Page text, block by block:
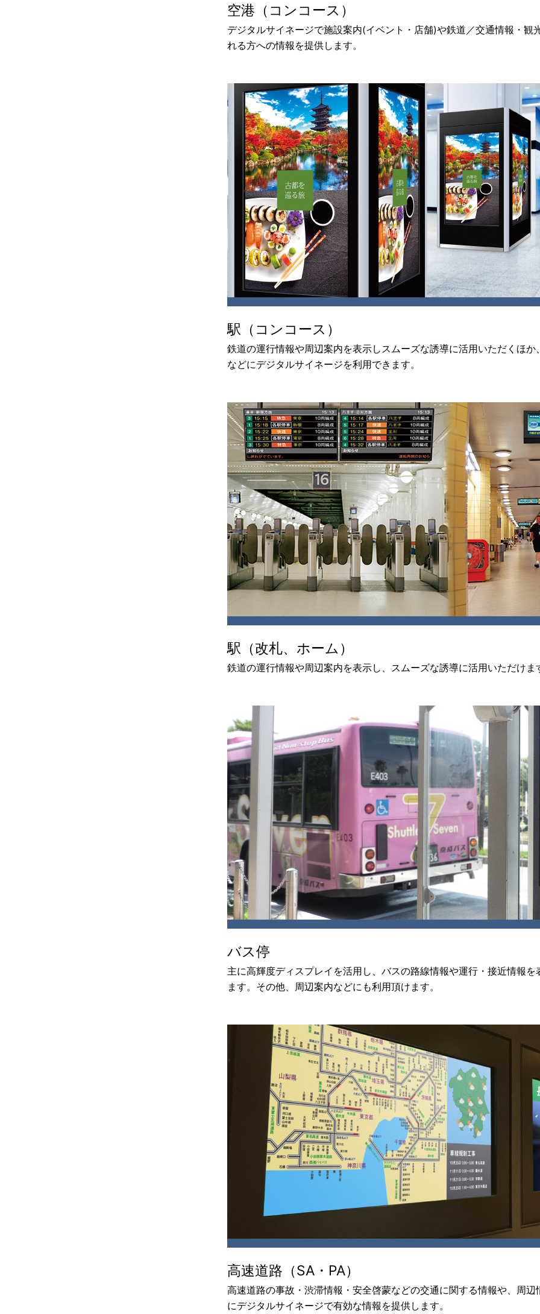
空港（コンコース）
デジタルサイネージで施設案内(イベント・店舗)や鉄道／交通情報・
れる方への情報を提供します。
駅（コンコース）
鉄道の運行情報や周辺案内を表示しスムーズな誘導に活用いただくほ
などにデジタルサイネージを利用できます。
駅（改札、ホーム）
鉄道の運行情報や周辺案内を表示し、スムーズな誘導に活用いただけま
バス停
主に高輝度ディスプレイを活用し、バスの路線情報や運行・接近情報
ます。その他、周辺案内などにも利用頂けます。
高速道路（SA・PA）
高速道路の事故・渋滞情報・安全啓蒙などの交通に関する情報や、周
にデジタルサイネージで有効な情報を提供します。